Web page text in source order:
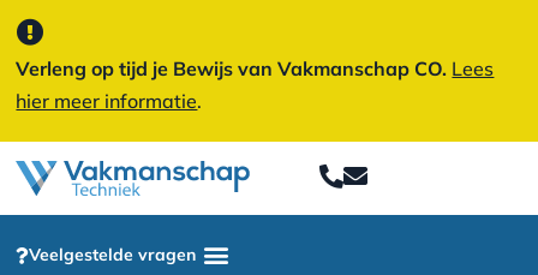
Verleng op tijd je Bewijs van Vakmanschap CO. Lees
hier meer informatie.
Veelgestelde vragen